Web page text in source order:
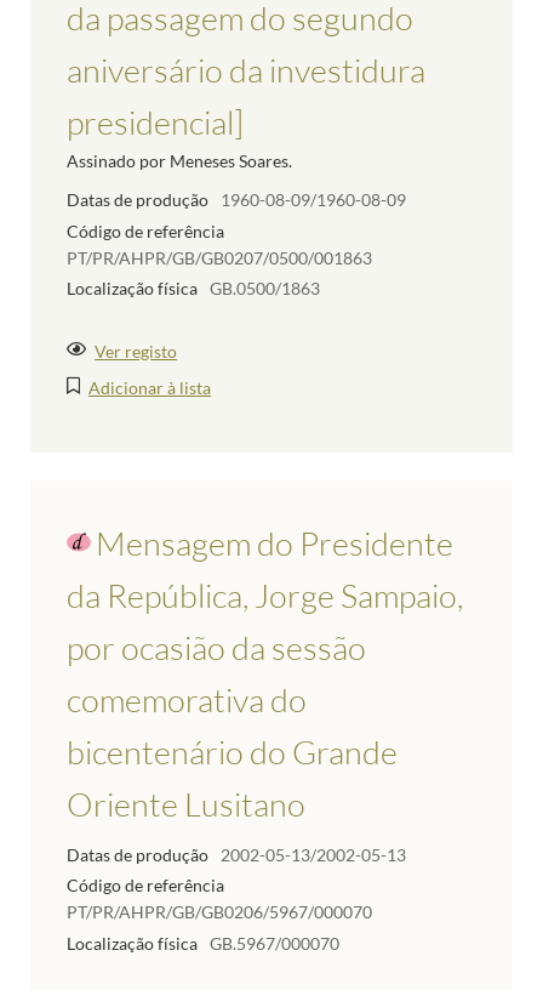
da passagem do segundo
aniversário da investidura
presidencial]
Assinado por Meneses Soares.
Datas de produção
1960-08-09/1960-08-09
Código de referência
PT/PR/AHPR/GB/GB0207/0500/001863
Localização física GB.0500/1863
Ver registo
Adicionar à lista
Mensagem do Presidente
da República, Jorge Sampaio,
por ocasião da sessão
comemorativa do
bicentenário do Grande
Oriente Lusitano
Datas de produção
2002-05-13/2002-05-13
Código de referência
PT/PR/AHPR/GB/GB0206/5967/000070
Localização física GB.5967/000070